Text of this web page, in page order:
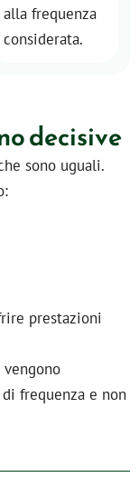
alla frequenza
considerata.
decisive
sono uguali.
prestazioni
frequenza e non